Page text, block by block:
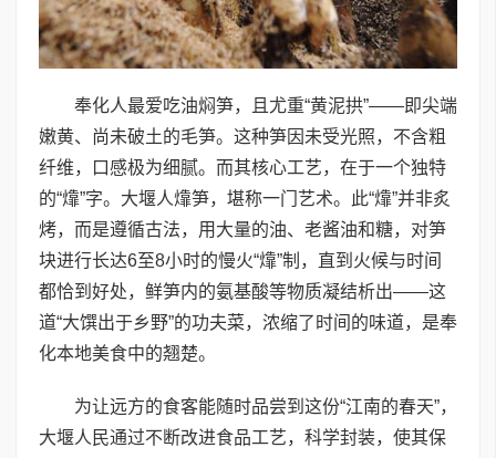
奉化人最爱吃油焖笋，且尤重“黄泥拱”——即尖端
嫩黄、尚未破土的毛笋。这种笋因未受光照，不含粗
纤维，口感极为细腻。而其核心工艺，在于一个独特
的“㸆”字。大堰人㸆笋，堪称一门艺术。此“㸆”并非炙
烤，而是遵循古法，用大量的油、老酱油和糖，对笋
块进行长达6至8小时的慢火“㸆”制，直到火候与时间
都恰到好处，鲜笋内的氨基酸等物质凝结析出——这
道“大馔出于乡野”的功夫菜，浓缩了时间的味道，是奉
化本地美食中的翘楚。
为让远方的食客能随时品尝到这份“江南的春天”，
大堰人民通过不断改进食品工艺，科学封装，使其保